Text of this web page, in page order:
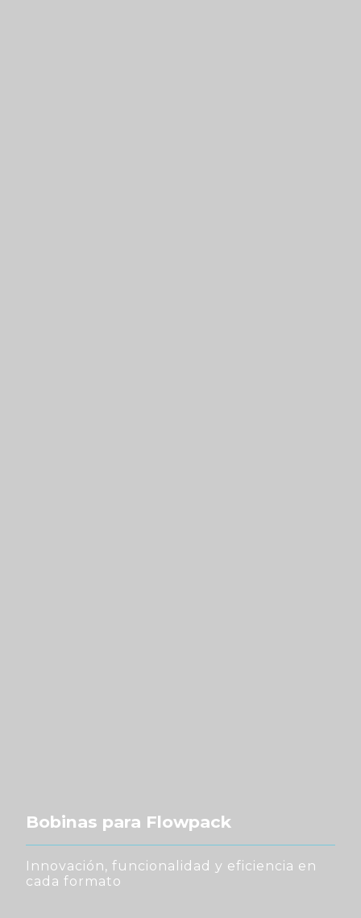
Bobinas para Flowpack
Innovación, funcionalidad y eficiencia en
cada formato